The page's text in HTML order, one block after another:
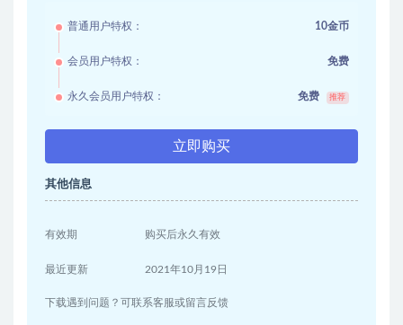
普通用户特权： 10金币
会员用户特权： 免费
永久会员用户特权： 免费 推荐
立即购买
其他信息
有效期 购买后永久有效
最近更新 2021年10月19日
下载遇到问题？可联系客服或留言反馈